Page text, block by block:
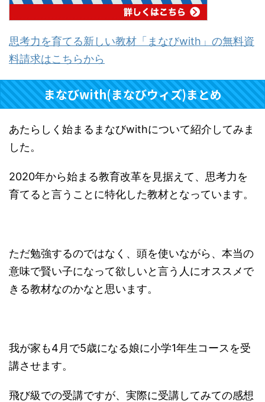
思考力を育てる新しい教材「まなびwith」の無料資
料請求はこちらから
まなびwith(まなびウィズ)まとめ
あたらしく始まるまなびwithについて紹介してみま
した。
2020年から始まる教育改革を見据えて、思考力を
育てると言うことに特化した教材となっています。
ただ勉強するのではなく、頭を使いながら、本当の
意味で賢い子になって欲しいと言う人にオススメで
きる教材なのかなと思います。
我が家も4月で5歳になる娘に小学1年生コースを受
講させます。
飛び級での受講ですが、実際に受講してみての感想